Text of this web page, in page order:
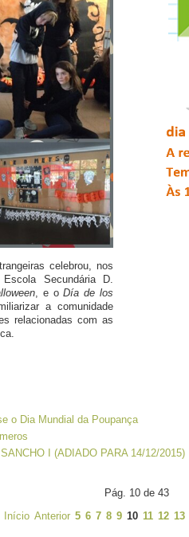
celebrou, nos
Secundária D.
, e oDía de los
a comunidade
relacionadas com as
o Dia Mundial da Poupança
I (ADIADO PARA 14/12/2015)
Pág. 10 de 43
Início Anterior 5 6 7 8 9 10 11 12 13